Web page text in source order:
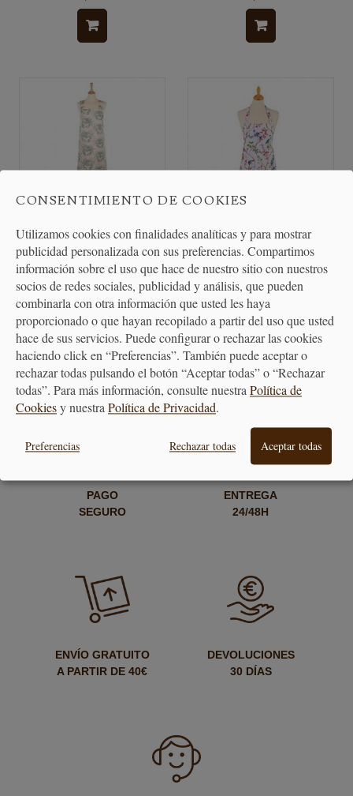
Delantal de Cocina Cangrejos
18,80 €
Delantal de Cocina Oriental
Birds
22,95 €
PAGO
SEGURO
ENTREGA
24/48H
ENVÍO GRATUITO
A PARTIR DE 40€
DEVOLUCIONES
30 DÍAS
CONSENTIMIENTO DE COOKIES
Utilizamos cookies con finalidades analíticas y para mostrar
publicidad personalizada con sus preferencias. Compartimos
información sobre el uso que hace de nuestro sitio con nuestros
socios de redes sociales, publicidad y análisis, que pueden
combinarla con otra información que usted les haya
proporcionado o que hayan recopilado a partir del uso que usted
hace de sus servicios. Puede configurar o rechazar las cookies
haciendo click en “Preferencias”. También puede aceptar o
rechazar todas pulsando el botón “Aceptar todas” o “Rechazar
todas”. Para más información, consulte nuestraPolítica de
Cookiesy nuestraPolítica de Privacidad.
Preferencias Rechazar todas Aceptar todas